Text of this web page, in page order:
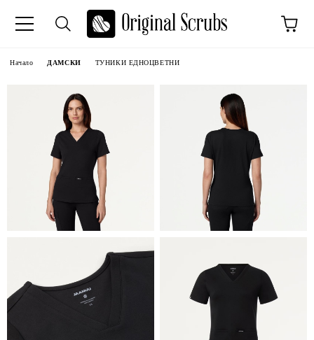
Начало ДАМСКИ ТУНИКИ ЕДНОЦВЕТНИ